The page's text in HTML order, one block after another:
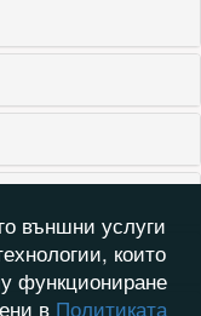
външни услуги
които
функциониране
в Политиката